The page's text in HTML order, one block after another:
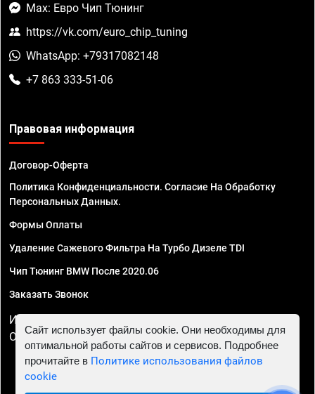
Max: Евро Чип Тюнинг
https://vk.com/euro_chip_tuning
WhatsApp: +79317082148
+7 863 333-51-06
Правовая информация
Договор-Оферта
Политика Конфиденциальности. Согласие На Обработку
Персональных Данных.
Формы Оплаты
Удаление Сажевого Фильтра На Турбо Дизеле TDI
Чип Тюнинг BMW После 2020.06
Заказать Звонок
ИП Смирнов Георгий Павлович. ИНН 781302555843,
ОГРНИП 324470400032610
Сайт использует файлы cookie. Они необходимы для
оптимальной работы сайтов и сервисов. Подробнее
прочитайте в Политике использования файлов
cookie